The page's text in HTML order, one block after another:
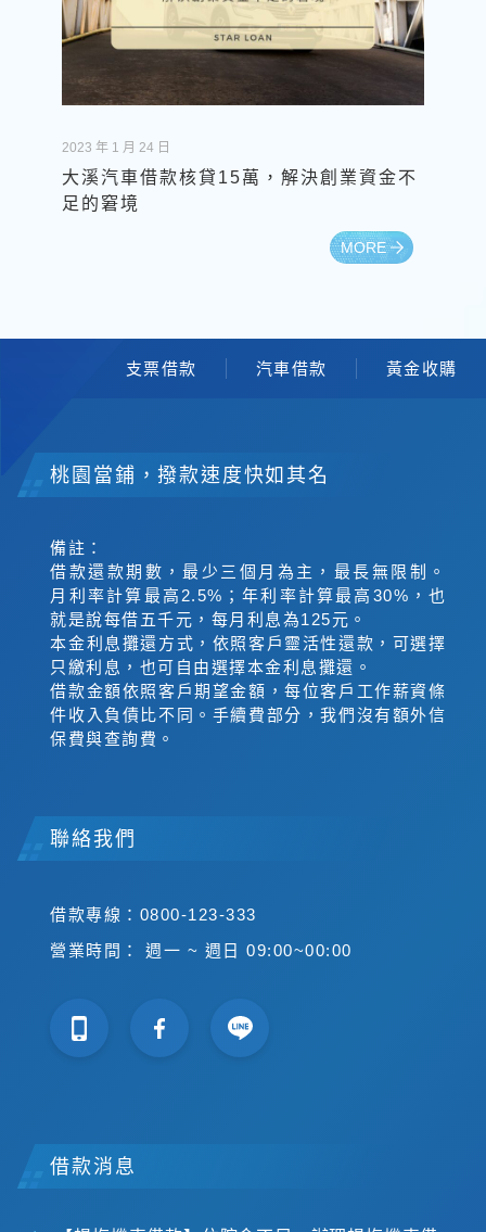
2023 年 1 月 24 日
大溪汽車借款核貸15萬，解決創業資金不
足的窘境
MORE
支票借款 汽車借款 黃金收購
桃園當鋪，撥款速度快如其名
備註：
借款還款期數，最少三個月為主，最長無限制。
月利率計算最高2.5%；年利率計算最高30%，也
就是說每借五千元，每月利息為125元。
本金利息攤還方式，依照客戶靈活性還款，可選擇
只繳利息，也可自由選擇本金利息攤還。
借款金額依照客戶期望金額，每位客戶工作薪資條
件收入負債比不同。手續費部分，我們沒有額外信
保費與查詢費。
聯絡我們
借款專線：0800-123-333
營業時間： 週一 ~ 週日 09:00~00:00
借款消息